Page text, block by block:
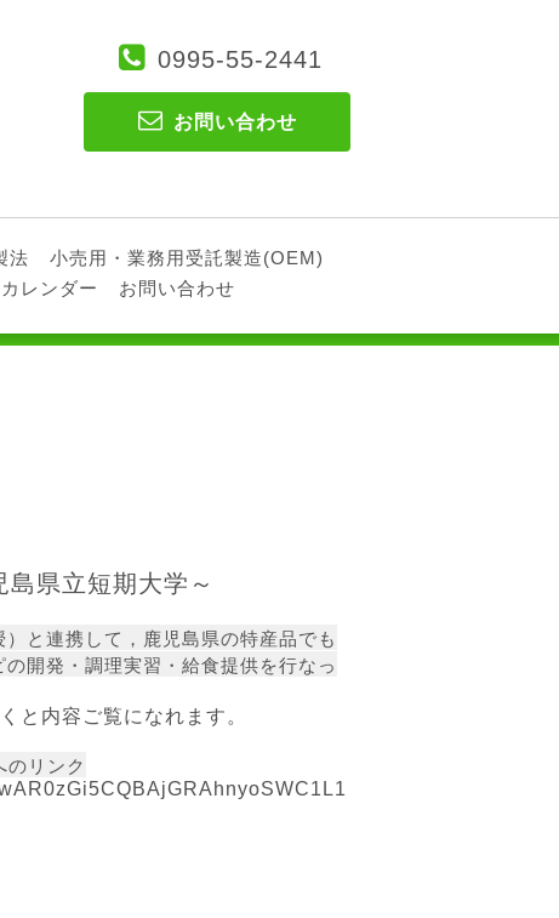
0995-55-2441
お問い合わせ
法
小売用・業務用受託製造(OEM)
カレンダー お問い合わせ
県立短期大学～
と連携して，鹿児島県の特産品でも
開発・調理実習・給食提供を行なっ
と内容ご覧になれます。
リンク